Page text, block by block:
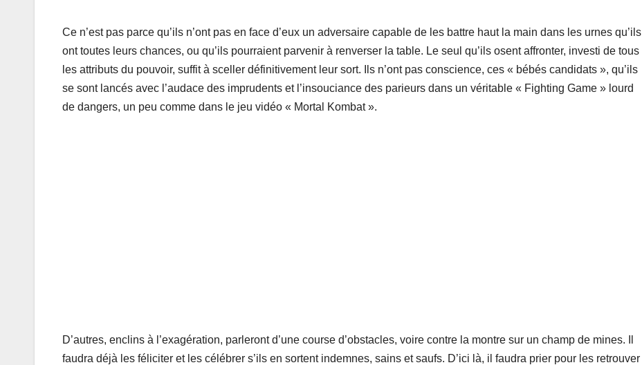
Ce n’est pas parce qu’ils n’ont pas en face d’eux un adversaire capable de les battre haut la main dans les urnes qu’ils
ont toutes leurs chances, ou qu’ils pourraient parvenir à renverser la table. Le seul qu’ils osent affronter, investi de tous
les attributs du pouvoir, suffit à sceller définitivement leur sort. Ils n’ont pas conscience, ces « bébés candidats », qu’ils
se sont lancés avec l’audace des imprudents et l’insouciance des parieurs dans un véritable « Fighting Game » lourd
de dangers, un peu comme dans le jeu vidéo « Mortal Kombat ».
D’autres, enclins à l’exagération, parleront d’une course d’obstacles, voire contre la montre sur un champ de mines. Il
faudra déjà les féliciter et les célébrer s’ils en sortent indemnes, sains et saufs. D’ici là, il faudra prier pour les retrouver